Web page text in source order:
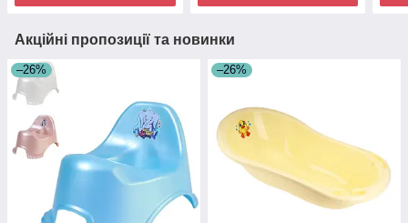
Акційні пропозиції та новинки
–26% –26%